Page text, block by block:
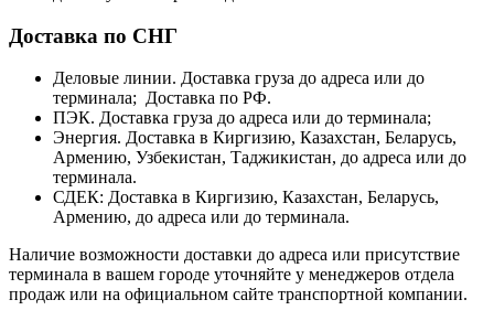
Доставка по СНГ
Деловые линии. Доставка груза до адреса или до
терминала; Доставка по РФ.
ПЭК. Доставка груза до адреса или до терминала;
Энергия. Доставка в Киргизию, Казахстан, Беларусь,
Армению, Узбекистан, Таджикистан, до адреса или до
терминала.
СДЕК: Доставка в Киргизию, Казахстан, Беларусь,
Армению, до адреса или до терминала.
Наличие возможности доставки до адреса или присутствие
терминала в вашем городе уточняйте у менеджеров отдела
продаж или на официальном сайте транспортной компании.